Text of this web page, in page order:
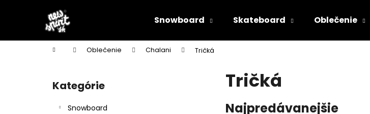
Snowboard Skateboard Oblečenie
Domov Oblečenie Chalani Tričká
Preskočiť
kategórie
Kategórie
Snowboard
Tričká
Najpredávanejšie
í
Späť
do
Späť
do